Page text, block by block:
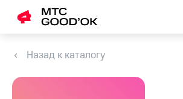
Назад к каталогу